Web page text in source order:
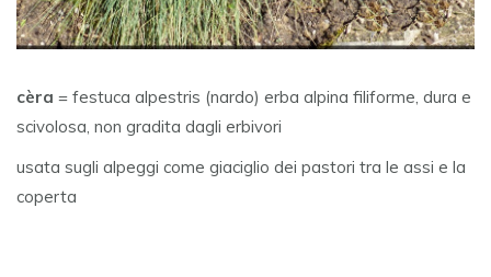
cèra = festuca alpestris (nardo) erba alpina filiforme, dura e
scivolosa, non gradita dagli erbivori
usata sugli alpeggi come giaciglio dei pastori tra le assi e la
coperta